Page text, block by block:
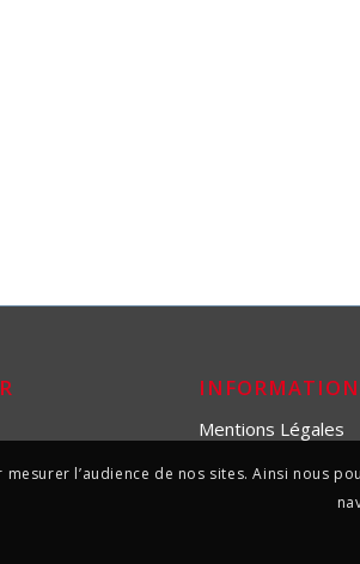
Mentions Légales
l’audience de nos sites. Ainsi nous